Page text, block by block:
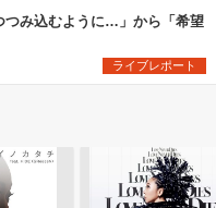
つみ込むように…」から「希望
ライブレポート